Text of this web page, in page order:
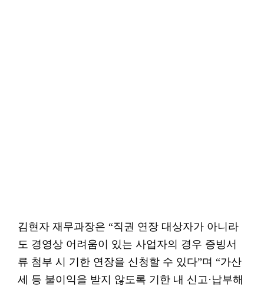
김현자 재무과장은 “직권 연장 대상자가 아니라
도 경영상 어려움이 있는 사업자의 경우 증빙서
류 첨부 시 기한 연장을 신청할 수 있다”며 “가산
세 등 불이익을 받지 않도록 기한 내 신고·납부해